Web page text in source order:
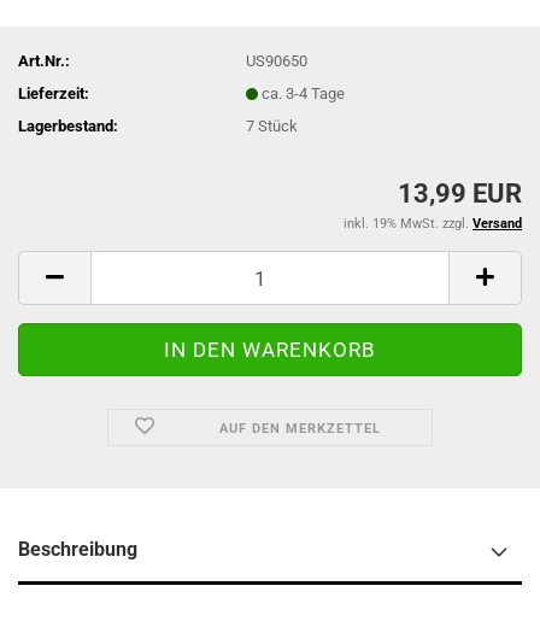
Art.Nr.:
US90650
Lieferzeit:
ca. 3-4 Tage
Lagerbestand:
7Stück
13,99 EUR
inkl. 19% MwSt. zzgl. Versand
AUF DEN MERKZETTEL
Beschreibung